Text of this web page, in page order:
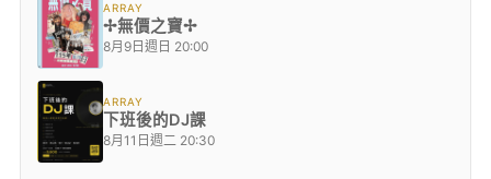
ARRAY
✢無價之寶✢
8月9日週日 20:00
ARRAY
下班後的DJ課
8月11日週二 20:30